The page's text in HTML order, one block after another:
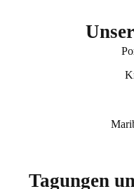
Tagungen